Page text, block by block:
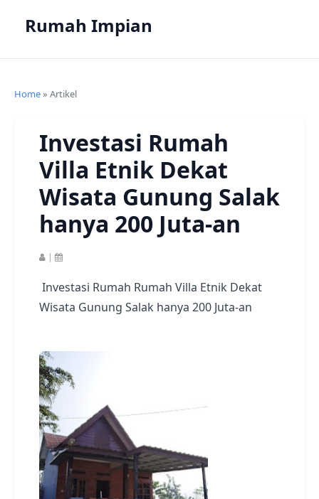
Rumah Impian
Home» Artikel
Investasi Rumah
Villa Etnik Dekat
Wisata Gunung Salak
hanya 200 Juta-an
|
Investasi Rumah Rumah Villa Etnik Dekat
Wisata Gunung Salak hanya 200 Juta-an